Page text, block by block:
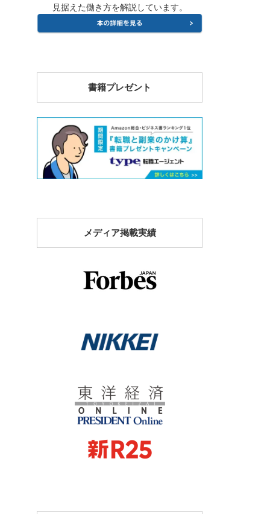
見据えた働き方を解説しています。
書籍プレゼント
メディア掲載実績